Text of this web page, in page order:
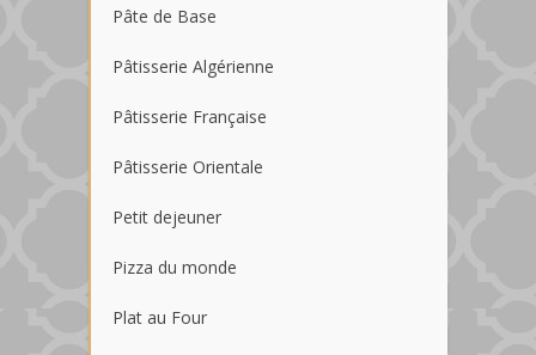
Pâte de Base
Pâtisserie Algérienne
Pâtisserie Française
Pâtisserie Orientale
Petit dejeuner
Pizza du monde
Plat au Four